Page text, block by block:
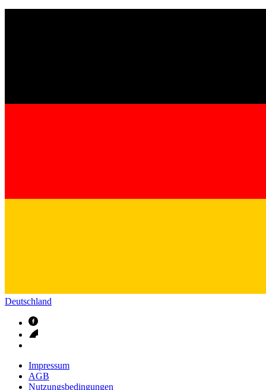
MDR, eIFU & Co. – hier finden Sie nützliche Informationen
Deutschland
Impressum
AGB
Nutzungsbedingungen